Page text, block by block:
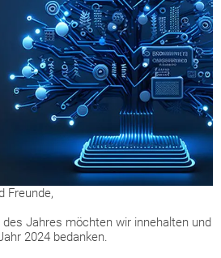
Freunde,
Jahres möchten wir innehalten und
2024 bedanken.